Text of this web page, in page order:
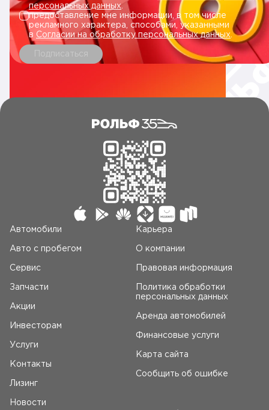
персональных данных.
предоставление мне информации, в том числе
рекламного характера, способами, указанными
в Согласии на обработку персональных данных
Подписаться
Автомобили
Авто c пробегом
Сервис
Запчасти
Акции
Инвесторам
Услуги
Контакты
Лизинг
Новости
Карьера
О компании
Правовая информация
Политика обработки
персональных данных
Аренда автомобилей
Финансовые услуги
Карта сайта
Сообщить об ошибке